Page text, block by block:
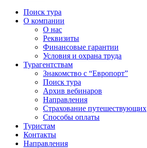
Поиск тура
О компании
О нас
Реквизиты
Финансовые гарантии
Условия и охрана труда
Турагентствам
Знакомство с “Европорт”
Поиск тура
Архив вебинаров
Направления
Страхование путешествующих
Способы оплаты
Туристам
Контакты
Направления